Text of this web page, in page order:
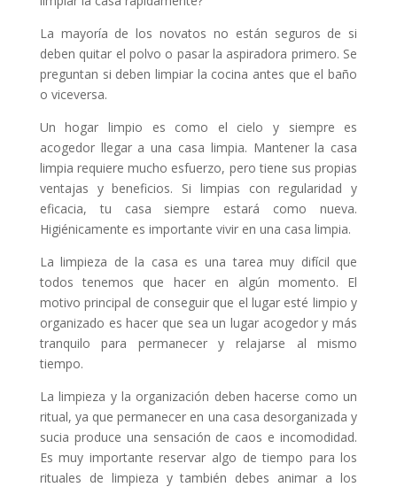
La mayoría de los novatos no están seguros de si
deben quitar el polvo o pasar la aspiradora primero. Se
preguntan si deben limpiar la cocina antes que el baño
o viceversa.
Un hogar limpio es como el cielo y siempre es
acogedor llegar a una casa limpia. Mantener la casa
limpia requiere mucho esfuerzo, pero tiene sus propias
ventajas y beneficios. Si limpias con regularidad y
eficacia, tu casa siempre estará como nueva.
Higiénicamente es importante vivir en una casa limpia.
La limpieza de la casa es una tarea muy difícil que
todos tenemos que hacer en algún momento. El
motivo principal de conseguir que el lugar esté limpio y
organizado es hacer que sea un lugar acogedor y más
tranquilo para permanecer y relajarse al mismo
tiempo.
La limpieza y la organización deben hacerse como un
ritual, ya que permanecer en una casa desorganizada y
sucia produce una sensación de caos e incomodidad.
Es muy importante reservar algo de tiempo para los
rituales de limpieza y también debes animar a los